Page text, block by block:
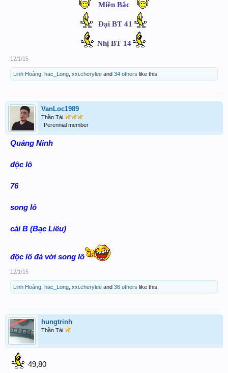
Miền Bắc
Đại BT 41
Nhị BT 14
12/1/15
Linh Hoàng hac_Long xxi.cherylee and 34 others like this.
VanLoc1989
Thần Tài
Perennial member
Quảng Ninh
độc lô
76
song lô
cái B (Bạc Liêu)
độc lô đá với song lô
12/1/15
Linh Hoàng hac_Long xxi.cherylee and 36 others like this.
hungtrinh
Thần Tài
49,80